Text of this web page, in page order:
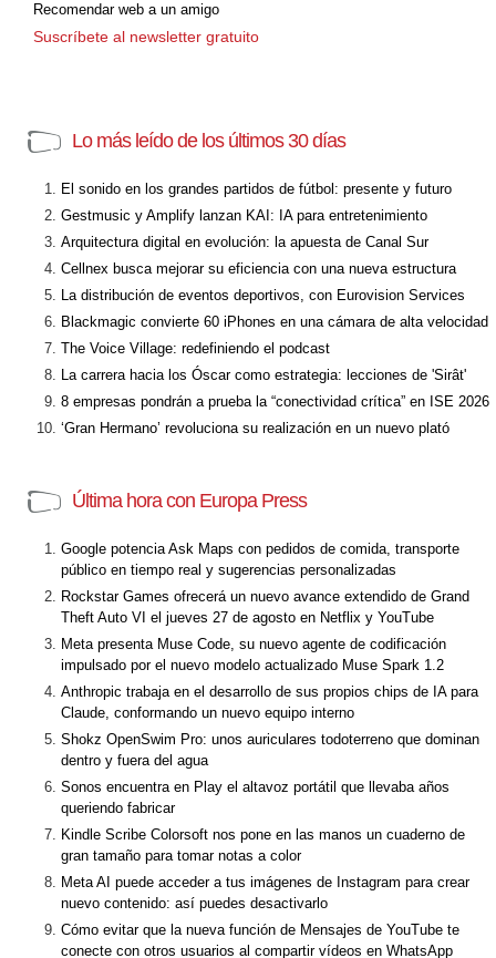
Recomendar web a un amigo
Suscríbete al newsletter gratuito
Lo más leído de los últimos 30 días
El sonido en los grandes partidos de fútbol: presente y futuro
Gestmusic y Amplify lanzan KAI: IA para entretenimiento
Arquitectura digital en evolución: la apuesta de Canal Sur
Cellnex busca mejorar su eficiencia con una nueva estructura
La distribución de eventos deportivos, con Eurovision Services
Blackmagic convierte 60 iPhones en una cámara de alta velocidad
The Voice Village: redefiniendo el podcast
La carrera hacia los Óscar como estrategia: lecciones de 'Sirât'
8 empresas pondrán a prueba la “conectividad crítica” en ISE 2026
‘Gran Hermano’ revoluciona su realización en un nuevo plató
Última hora con Europa Press
Google potencia Ask Maps con pedidos de comida, transporte
público en tiempo real y sugerencias personalizadas
Rockstar Games ofrecerá un nuevo avance extendido de Grand
Theft Auto VI el jueves 27 de agosto en Netflix y YouTube
Meta presenta Muse Code, su nuevo agente de codificación
impulsado por el nuevo modelo actualizado Muse Spark 1.2
Anthropic trabaja en el desarrollo de sus propios chips de IA para
Claude, conformando un nuevo equipo interno
Shokz OpenSwim Pro: unos auriculares todoterreno que dominan
dentro y fuera del agua
Sonos encuentra en Play el altavoz portátil que llevaba años
queriendo fabricar
Kindle Scribe Colorsoft nos pone en las manos un cuaderno de
gran tamaño para tomar notas a color
Meta AI puede acceder a tus imágenes de Instagram para crear
nuevo contenido: así puedes desactivarlo
Cómo evitar que la nueva función de Mensajes de YouTube te
conecte con otros usuarios al compartir vídeos en WhatsApp